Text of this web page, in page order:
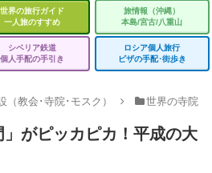
世界の旅行ガイド
一人旅のすすめ
旅情報（沖縄）
本島/宮古/八重山
シベリア鉄道
個人手配の手引き
ロシア個人旅行
ビザの手配･街歩き
（教会･寺院･モスク） 世界の寺院
」がピッカピカ！平成の大